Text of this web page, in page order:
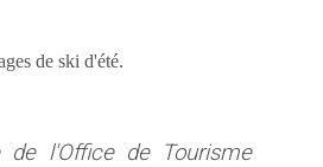
de ski d'été.
de l'Office de Tourisme